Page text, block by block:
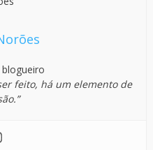
blogueiro
feito, há um elemento de